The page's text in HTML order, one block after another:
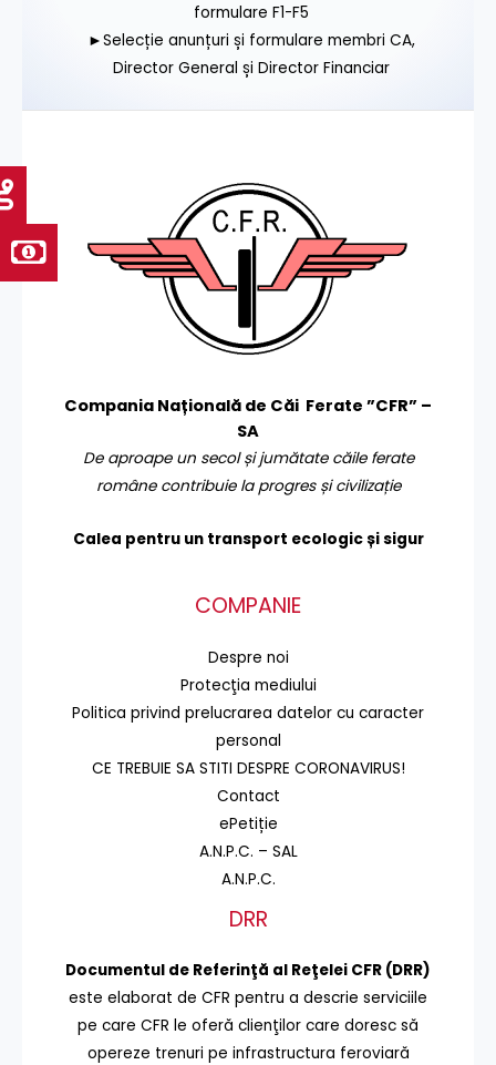
formulare F1-F5
►Selecție anunțuri și formulare membri CA,
Director General și Director Financiar
Compania Națională de Căi Ferate ”CFR” –
SA
De aproape un secol și jumătate căile ferate
române contribuie la progres și civilizație
Calea pentru un transport ecologic și sigur
COMPANIE
Despre noi
Protecţia mediului
Politica privind prelucrarea datelor cu caracter
personal
CE TREBUIE SA STITI DESPRE CORONAVIRUS!
Contact
ePetiție
A.N.P.C. – SAL
A.N.P.C.
DRR
Documentul de Referinţă al Reţelei CFR (DRR)
este elaborat de CFR pentru a descrie serviciile
pe care CFR le oferă clienţilor care doresc să
opereze trenuri pe infrastructura feroviară